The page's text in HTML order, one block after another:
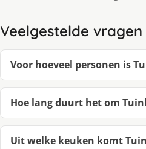
Veelgestelde vragen
Voor hoeveel personen is
Hoe lang duurt het om
Uit welke keuken komt